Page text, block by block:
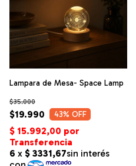
Lampara de Mesa- Space Lamp
$19.990
$35.000
43% OFF